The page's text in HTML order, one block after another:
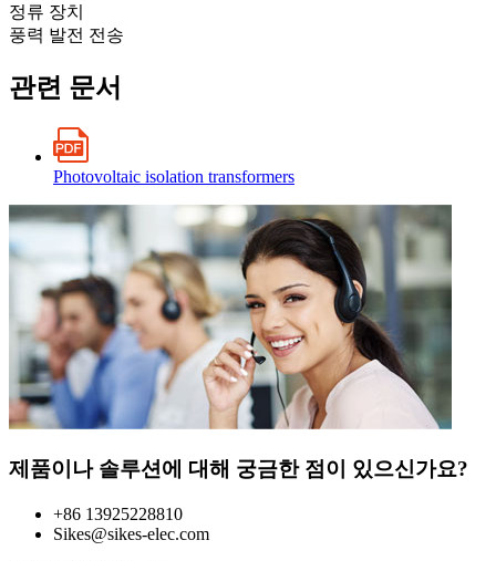
정류 장치
풍력 발전 전송
관련 문서
Photovoltaic isolation transformers
제품이나 솔루션에 대해 궁금한 점이 있으신가요?
+86 13925228810
Sikes@sikes-elec.com